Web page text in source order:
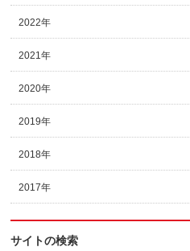
2022年
2021年
2020年
2019年
2018年
2017年
サイトの検索